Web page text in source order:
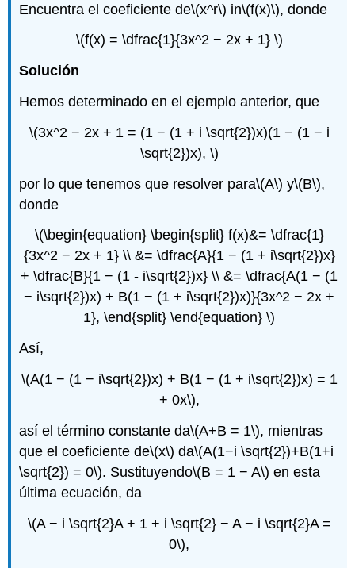
Encuentra el coeficiente de\(x^r\) in\(f(x)\), donde
\(f(x) = \dfrac{1}{3x^2 − 2x + 1} \)
Solución
Hemos determinado en el ejemplo anterior, que
\(3x^2 − 2x + 1 = (1 − (1 + i \sqrt{2})x)(1 − (1 − i
\sqrt{2})x), \)
por lo que tenemos que resolver para\(A\) y\(B\),
donde
\(\begin{equation} \begin{split} f(x)&= \dfrac{1}
{3x^2 − 2x + 1} \\ &= \dfrac{A}{1 − (1 + i\sqrt{2})x}
+ \dfrac{B}{1 − (1 - i\sqrt{2})x} \\ &= \dfrac{A(1 − (1
− i\sqrt{2})x) + B(1 − (1 + i\sqrt{2})x)}{3x^2 − 2x +
1}, \end{split} \end{equation} \)
Así,
\(A(1 − (1 − i\sqrt{2})x) + B(1 − (1 + i\sqrt{2})x) = 1
+ 0x\),
así el término constante da\(A+B = 1\), mientras
que el coeficiente de\(x\) da\(A(1−i \sqrt{2})+B(1+i
\sqrt{2}) = 0\). Sustituyendo\(B = 1 − A\) en esta
última ecuación, da
\(A − i \sqrt{2}A + 1 + i \sqrt{2} − A − i \sqrt{2}A =
0\),